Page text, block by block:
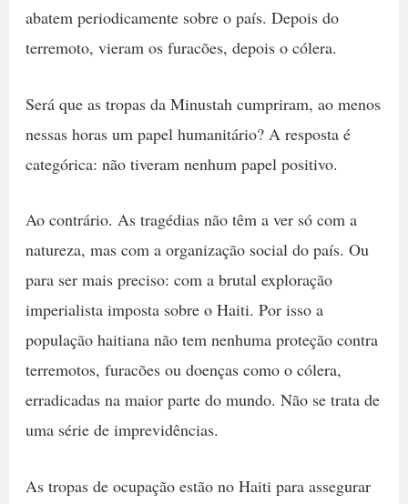
abatem periodicamente sobre o país. Depois do
terremoto, vieram os furacões, depois o cólera.
Será que as tropas da Minustah cumpriram, ao menos
nessas horas um papel humanitário? A resposta é
categórica: não tiveram nenhum papel positivo.
Ao contrário. As tragédias não têm a ver só com a
natureza, mas com a organização social do país. Ou
para ser mais preciso: com a brutal exploração
imperialista imposta sobre o Haiti. Por isso a
população haitiana não tem nenhuma proteção contra
terremotos, furacões ou doenças como o cólera,
erradicadas na maior parte do mundo. Não se trata de
uma série de imprevidências.
As tropas de ocupação estão no Haiti para assegurar